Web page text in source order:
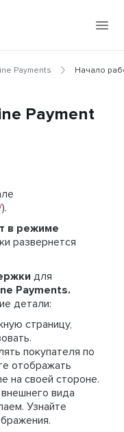
Payments Начало
Payment
).
в режиме
развернется
для
Payments.
детали:
страницу,
покупателя по
отображать
на своей стороне.
вида
Узнайте